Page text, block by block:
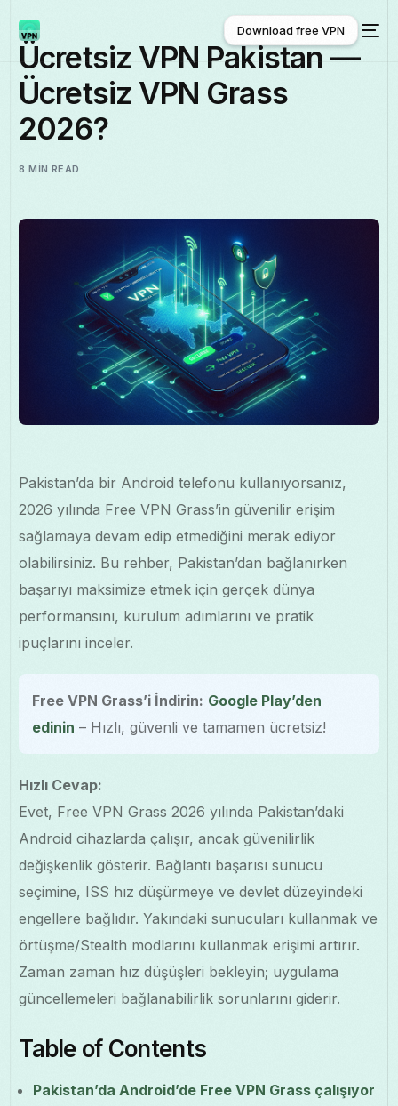
Download free VPN
Download free VPN
Ücretsiz VPN Pakistan —
Ücretsiz VPN Grass
2026?
8 MIN READ
Pakistan’da bir Android telefonu kullanıyorsanız,
2026 yılında Free VPN Grass’in güvenilir erişim
sağlamaya devam edip etmediğini merak ediyor
olabilirsiniz. Bu rehber, Pakistan’dan bağlanırken
başarıyı maksimize etmek için gerçek dünya
performansını, kurulum adımlarını ve pratik
ipuçlarını inceler.
Free VPN Grass’i İndirin: Google Play’den
edinin – Hızlı, güvenli ve tamamen ücretsiz!
Hızlı Cevap:
Evet, Free VPN Grass 2026 yılında Pakistan’daki
Android cihazlarda çalışır, ancak güvenilirlik
değişkenlik gösterir. Bağlantı başarısı sunucu
seçimine, ISS hız düşürmeye ve devlet düzeyindeki
engellere bağlıdır. Yakındaki sunucuları kullanmak ve
örtüşme/Stealth modlarını kullanmak erişimi artırır.
Zaman zaman hız düşüşleri bekleyin; uygulama
güncellemeleri bağlanabilirlik sorunlarını giderir.
Table of Contents
Pakistan’da Android’de Free VPN Grass çalışıyor